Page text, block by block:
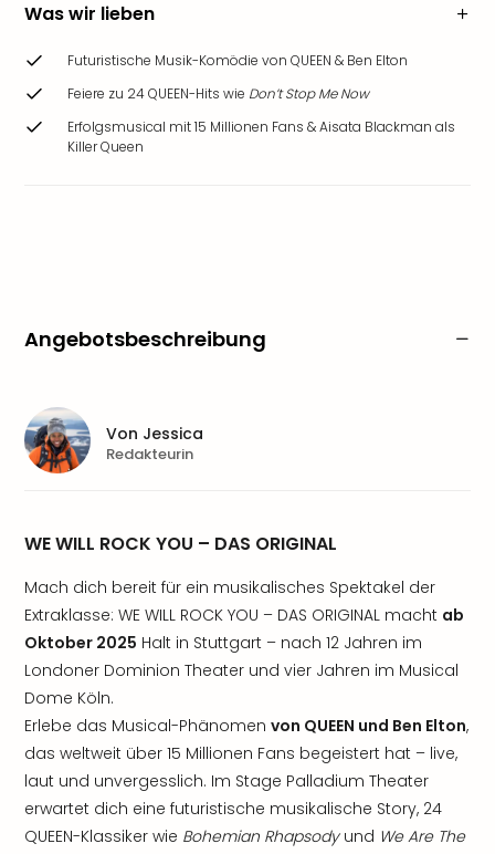
Was wir lieben
Futuristische Musik-Komödie von QUEEN & Ben Elton
Feiere zu 24 QUEEN-Hits wie Don’t Stop Me Now
Erfolgsmusical mit 15 Millionen Fans & Aisata Blackman als
Killer Queen
Angebotsbeschreibung
WE WILL ROCK YOU – DAS ORIGINAL
Mach dich bereit für ein musikalisches Spektakel der
Extraklasse: WE WILL ROCK YOU – DAS ORIGINAL macht ab
Oktober 2025 Halt in Stuttgart – nach 12 Jahren im
Londoner Dominion Theater und vier Jahren im Musical
Dome Köln.
Erlebe das Musical-Phänomen von QUEEN und Ben Elton,
das weltweit über 15 Millionen Fans begeistert hat – live,
laut und unvergesslich. Im Stage Palladium Theater
erwartet dich eine futuristische musikalische Story, 24
QUEEN-Klassiker wie Bohemian Rhapsodyund We Are The
Von Jessica
Redakteurin